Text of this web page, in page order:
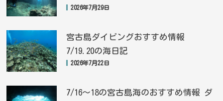
2026年7月29日
宮古島ダイビングおすすめ情報
7/19.20の海日記
2026年7月22日
7/16〜18の宮古島海のおすすめ情報 ダ